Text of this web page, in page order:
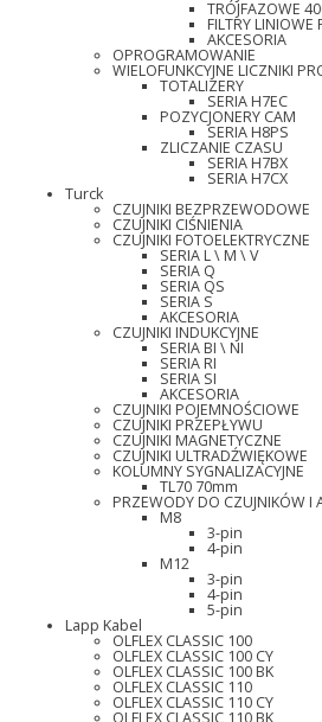
TRÓJFAZOWE
FILTRY LINIOWE
AKCESORIA
OPROGRAMOWANIE
WIELOFUNKCYJNE LICZNIKI
TOTALIZERY
SERIA H7EC
POZYCJONERY CAM
SERIA H8PS
ZLICZANIE CZASU
SERIA H7BX
SERIA H7CX
Turck
CZUJNIKI BEZPRZEWODOWE
CZUJNIKI CIŚNIENIA
CZUJNIKI FOTOELEKTRYCZNE
SERIA L \ M \ V
SERIA Q
SERIA QS
SERIA S
AKCESORIA
CZUJNIKI INDUKCYJNE
SERIA BI \ NI
SERIA RI
SERIA SI
AKCESORIA
CZUJNIKI POJEMNOŚCIOWE
CZUJNIKI PRZEPŁYWU
CZUJNIKI MAGNETYCZNE
CZUJNIKI ULTRADŹWIĘKOWE
KOLUMNY SYGNALIZACYJNE
TL70 70mm
PRZEWODY DO CZUJNIKÓW I
M8
3-pin
4-pin
M12
3-pin
4-pin
5-pin
Lapp Kabel
OLFLEX CLASSIC 100
OLFLEX CLASSIC 100 CY
OLFLEX CLASSIC 100 BK
OLFLEX CLASSIC 110
OLFLEX CLASSIC 110 CY